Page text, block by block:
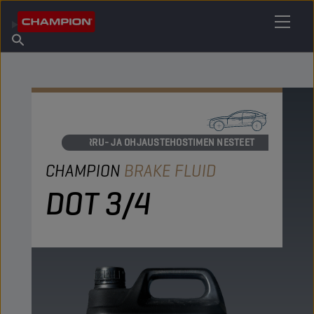
Tietoa Championista
Etsi myyntipiste
JARRU- JA OHJAUSTEHOSTIMEN NESTEET
CHAMPION BRAKE FLUID
DOT 3/4